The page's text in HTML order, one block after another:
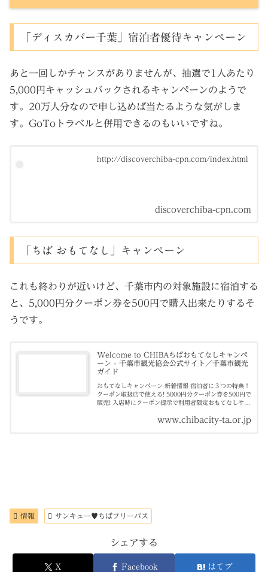
「ディスカバー千葉」宿泊者優待キャンペーン
あと一回しかチャンスがありませんが、抽選で1人あたり
5,000円キャッシュバックされるキャンペーンのようで
す。20万人分なので申し込めば当たるような気がしま
す。GoToトラベルと併用できるのもいいですね。
http://discoverchiba-cpn.com/index.html
discoverchiba-cpn.com
「ちば おもてなし」キャンペーン
これも終わりが近いけど、千葉市内の対象施設に宿泊する
と、5,000円分クーポン券を500円で購入出来たりするそ
うです。
Welcome to CHIBAちばおもてなしキャンペ
ーン - 千葉市観光協会公式サイト／千葉市観光
ガイド
おもてなしキャンペーン 新着情報 宿泊者に３つの特典！
クーポン取扱店で使える! 5000円分クーポン券を500円で
販売! 入店時にクーポン提示で利用者限定おもてなしサー
www.chibacity-ta.or.jp
情報 サンキュー♥ちばフリーパス
シェアする
X Facebook はてブ